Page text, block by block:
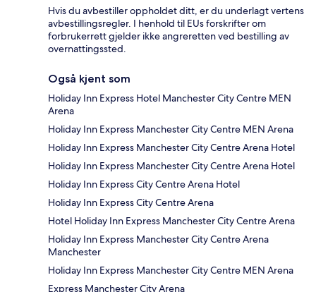
Hvis du avbestiller oppholdet ditt, er du underlagt vertens
avbestillingsregler. I henhold til EUs forskrifter om
forbrukerrett gjelder ikke angreretten ved bestilling av
overnattingssted.
Også kjent som
Holiday Inn Express Hotel Manchester City Centre MEN
Arena
Holiday Inn Express Manchester City Centre MEN Arena
Holiday Inn Express Manchester City Centre Arena Hotel
Holiday Inn Express Manchester City Centre Arena Hotel
Holiday Inn Express City Centre Arena Hotel
Holiday Inn Express City Centre Arena
Hotel Holiday Inn Express Manchester City Centre Arena
Holiday Inn Express Manchester City Centre Arena
Manchester
Holiday Inn Express Manchester City Centre MEN Arena
Express Manchester City Arena